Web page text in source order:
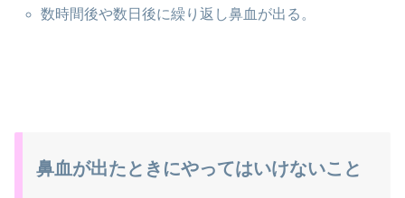
数時間後や数日後に繰り返し鼻血が出る。
鼻血が出たときにやってはいけないこと